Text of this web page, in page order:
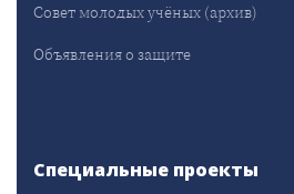
Совет молодых учёных (архив)
Объявления о защите
Специальные проекты